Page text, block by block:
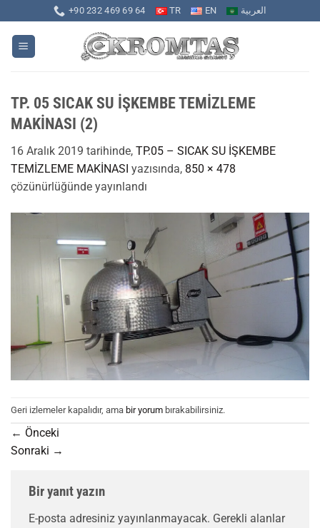
atla
+90 232 469 69 64 TR EN العربية
TP. 05 SICAK SU İŞKEMBE TEMİZLEME
MAKİNASI (2)
16 Aralık 2019 tarihinde, TP.05 – SICAK SU İŞKEMBE
TEMİZLEME MAKİNASI yazısında, 850 × 478
çözünürlüğünde yayınlandı
Geri izlemeler kapalıdır, ama bir yorum bırakabilirsiniz.
← Önceki
Sonraki →
Bir yanıt yazın
E-posta adresiniz yayınlanmayacak. Gerekli alanlar